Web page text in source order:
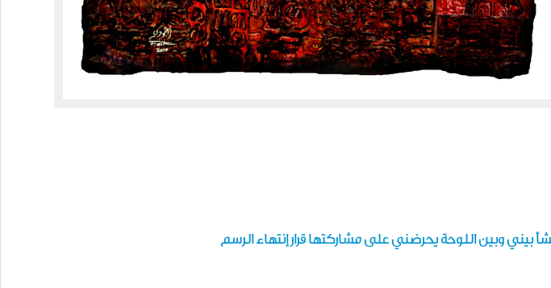
بيني وبين اللوحة يحرضني على مشاركتها قرار إنتهاء الرسم